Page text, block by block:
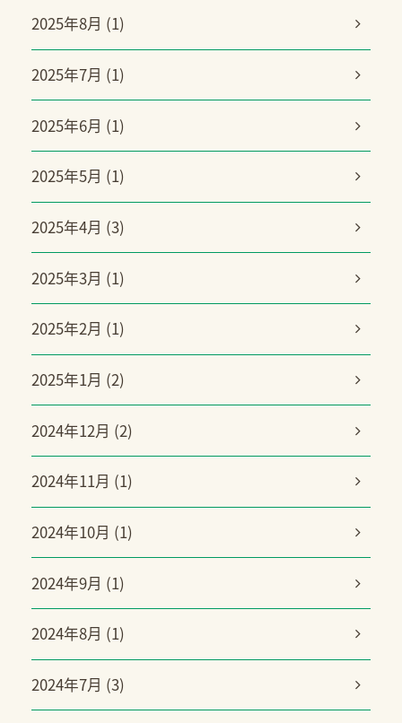
2025年8月 (1)
2025年7月 (1)
2025年6月 (1)
2025年5月 (1)
2025年4月 (3)
2025年3月 (1)
2025年2月 (1)
2025年1月 (2)
2024年12月 (2)
2024年11月 (1)
2024年10月 (1)
2024年9月 (1)
2024年8月 (1)
2024年7月 (3)